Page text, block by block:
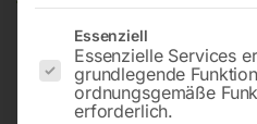
G-ST 22
Es folgt eine Liste der
Essenziell
Essenzielle Services
grundlegende
ordnungsgemäße
erforderlich.